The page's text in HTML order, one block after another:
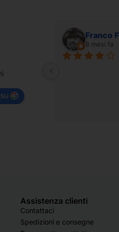
Franco
8 mesi fa
Assistenza clienti
Contattaci
Spedizioni e consegne